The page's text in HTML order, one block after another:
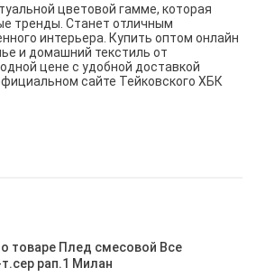
цветовой гамме, которая
тренды. Станет отличным
интерьера. Купить оптом онлайн
и домашний текстиль от
цене с удобной доставкой
сайте Тейковского ХБК
товаре Плед смесовой Все
рап.1 Милан